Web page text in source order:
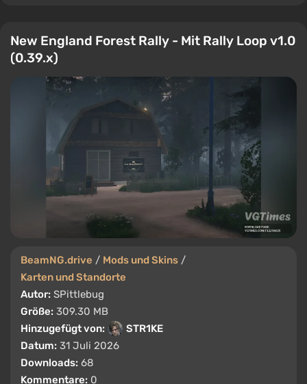
New England Forest Rally - Mit Rally Loop v1.0
(0.39.x)
BeamNG.drive / Mods und Skins /
Karten und Standorte
Autor: SPittlebug
Größe: 309.30 MB
Hinzugefügt von:
STR1KE
Datum: 31 Juli 2026
Downloads: 68
Kommentare: 0